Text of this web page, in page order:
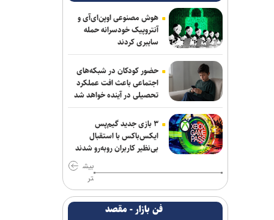
پزشکیان: جامعه امروز بیش از هر زمان به
همدلی و اخلاق قرآنی نیاز دارد
حادثه امنیتی دریایی در جنوب شرقی عدن
پزشکیان: مشروطه نماد بیداری،
قانون‌گرایی و مردم‌سالاری ملت ایران است
همکاری تهران و بغداد برای خدمت به
زائران در مرز زرباطیه
گفت‌وگوی تلفنی وزرای امور خارجه ایران و
وزارت خارجه یمن: تشدید تنش از سوی
عربستان با واکنشی فراگیر روبه‌رو می‌شود
هوش مصنوعی اوپن‌ای‌آی و
آنتروپیک خودسرانه حمله
سایبری کردند
حضور کودکان در شبکه‌های
اجتماعی باعث افت عملکرد
تحصیلی در آینده خواهد شد
۳ بازی جدید گیم‌پس
ایکس‌باکس با استقبال
بی‌نظیر کاربران روبه‌رو شدند
بیش
تر
فن بازار - مقصد